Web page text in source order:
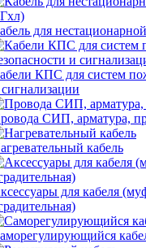
для
КПС для систем
СИП, арматура,
кабель
для кабеля